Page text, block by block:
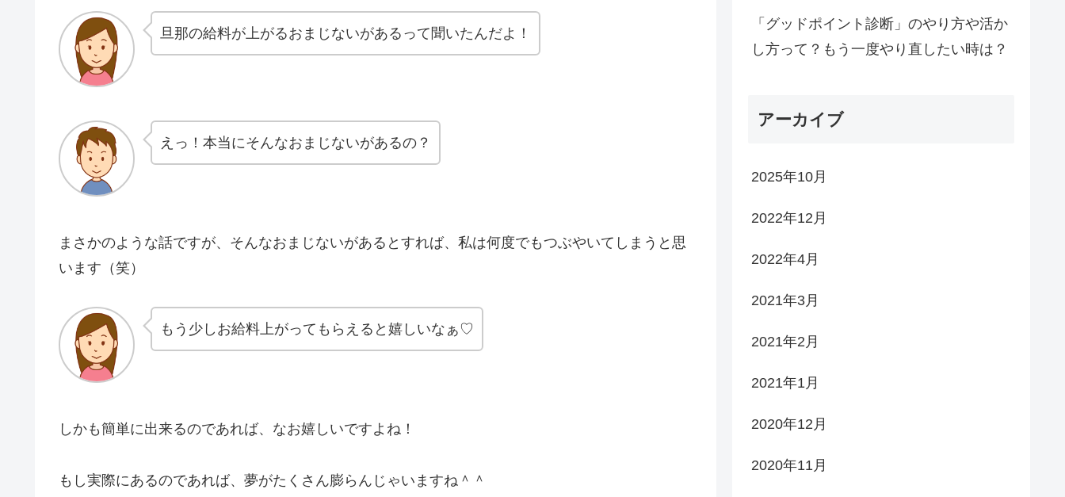
旦那の給料が上がるおまじないがあるって聞いたんだよ！
えっ！本当にそんなおまじないがあるの？
まさかのような話ですが、そんなおまじないがあるとすれば、私は何度でもつぶやいてしまうと思
います（笑）
もう少しお給料上がってもらえると嬉しいなぁ♡
しかも簡単に出来るのであれば、なお嬉しいですよね！
もし実際にあるのであれば、夢がたくさん膨らんじゃいますね＾＾
「グッドポイント診断」のやり方や活か
し方って？もう一度やり直したい時は？
アーカイブ
2025年10月
2022年12月
2022年4月
2021年3月
2021年2月
2021年1月
2020年12月
2020年11月